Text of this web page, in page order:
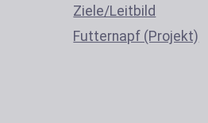
Ziele/Leitbild
Futternapf (Projekt)